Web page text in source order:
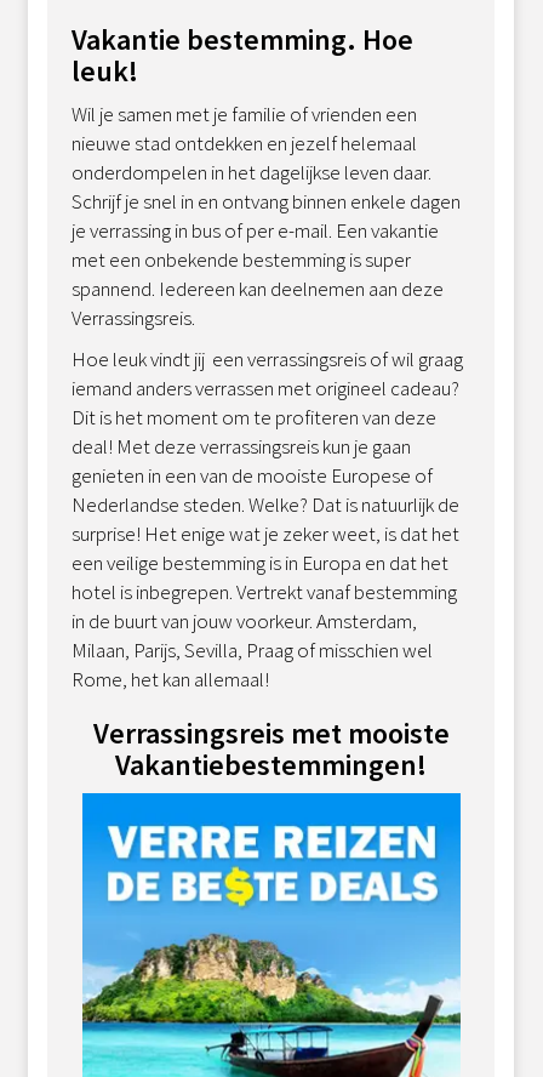
Vakantie bestemming. Hoe
leuk!
Wil je samen met je familie of vrienden een
nieuwe stad ontdekken en jezelf helemaal
onderdompelen in het dagelijkse leven daar.
Schrijf je snel in en ontvang binnen enkele dagen
je verrassing in bus of per e-mail. Een vakantie
met een onbekende bestemming is super
spannend. Iedereen kan deelnemen aan deze
Verrassingsreis.
Hoe leuk vindt jij een verrassingsreis of wil graag
iemand anders verrassen met origineel cadeau?
Dit is het moment om te profiteren van deze
deal! Met deze verrassingsreis kun je gaan
genieten in een van de mooiste Europese of
Nederlandse steden. Welke? Dat is natuurlijk de
surprise! Het enige wat je zeker weet, is dat het
een veilige bestemming is in Europa en dat het
hotel is inbegrepen. Vertrekt vanaf bestemming
in de buurt van jouw voorkeur. Amsterdam,
Milaan, Parijs, Sevilla, Praag of misschien wel
Rome, het kan allemaal!
Verrassingsreis met mooiste
Vakantiebestemmingen!